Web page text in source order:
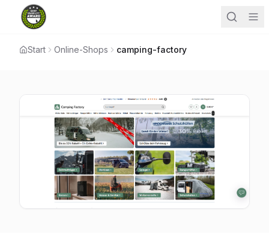
Start Online-Shops camping-factory